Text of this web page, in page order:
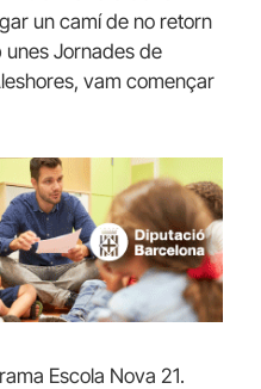
un camí de no retorn
Jornades de
vam començar
Escola Nova 21.